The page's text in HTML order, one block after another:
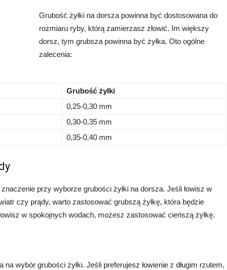
Grubość żyłki na dorsza powinna być dostosowana do
rozmiaru ryby, którą zamierzasz złowić. Im większy
dorsz, tym grubsza powinna być żyłka. Oto ogólne
zalecenia:
Grubość żyłki
0,25-0,30 mm
0,30-0,35 mm
0,35-0,40 mm
przy wyborze grubości żyłki na dorsza. Jeśli łowisz w
czy prądy, warto zastosować grubszą żyłkę, która będzie
w spokojnych wodach, możesz zastosować cieńszą żyłkę.
na wybór grubości żyłki. Jeśli preferujesz łowienie z długim rzutem,